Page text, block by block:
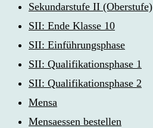
Sekundarstufe II (Oberstufe)
SII: Ende Klasse 10
SII: Einführungsphase
SII: Qualifikationsphase 1
SII: Qualifikationsphase 2
Mensa
Mensaessen bestellen